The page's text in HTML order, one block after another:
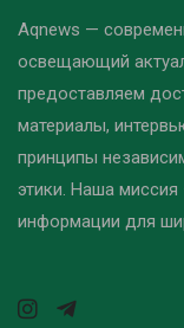
Aqnews —
освещающий
предоставляем
материалы,
принципы
этики. Наша
информации для